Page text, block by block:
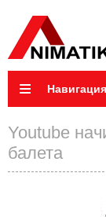
Youtube
балета